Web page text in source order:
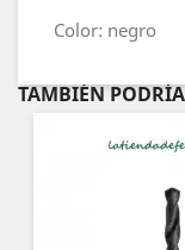
Color: negro
TAMBIÉN